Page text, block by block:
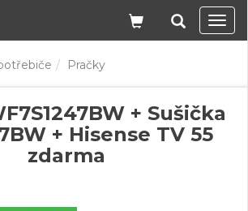
Pračky
+ Sušička
+ Hisense TV 55
zdarma